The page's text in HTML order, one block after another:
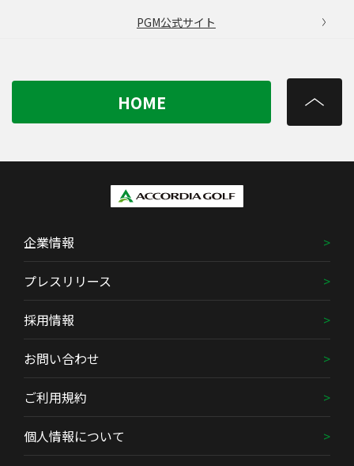
PGM公式サイト
HOME
企業情報
プレスリリース
採用情報
お問い合わせ
ご利用規約
個人情報について